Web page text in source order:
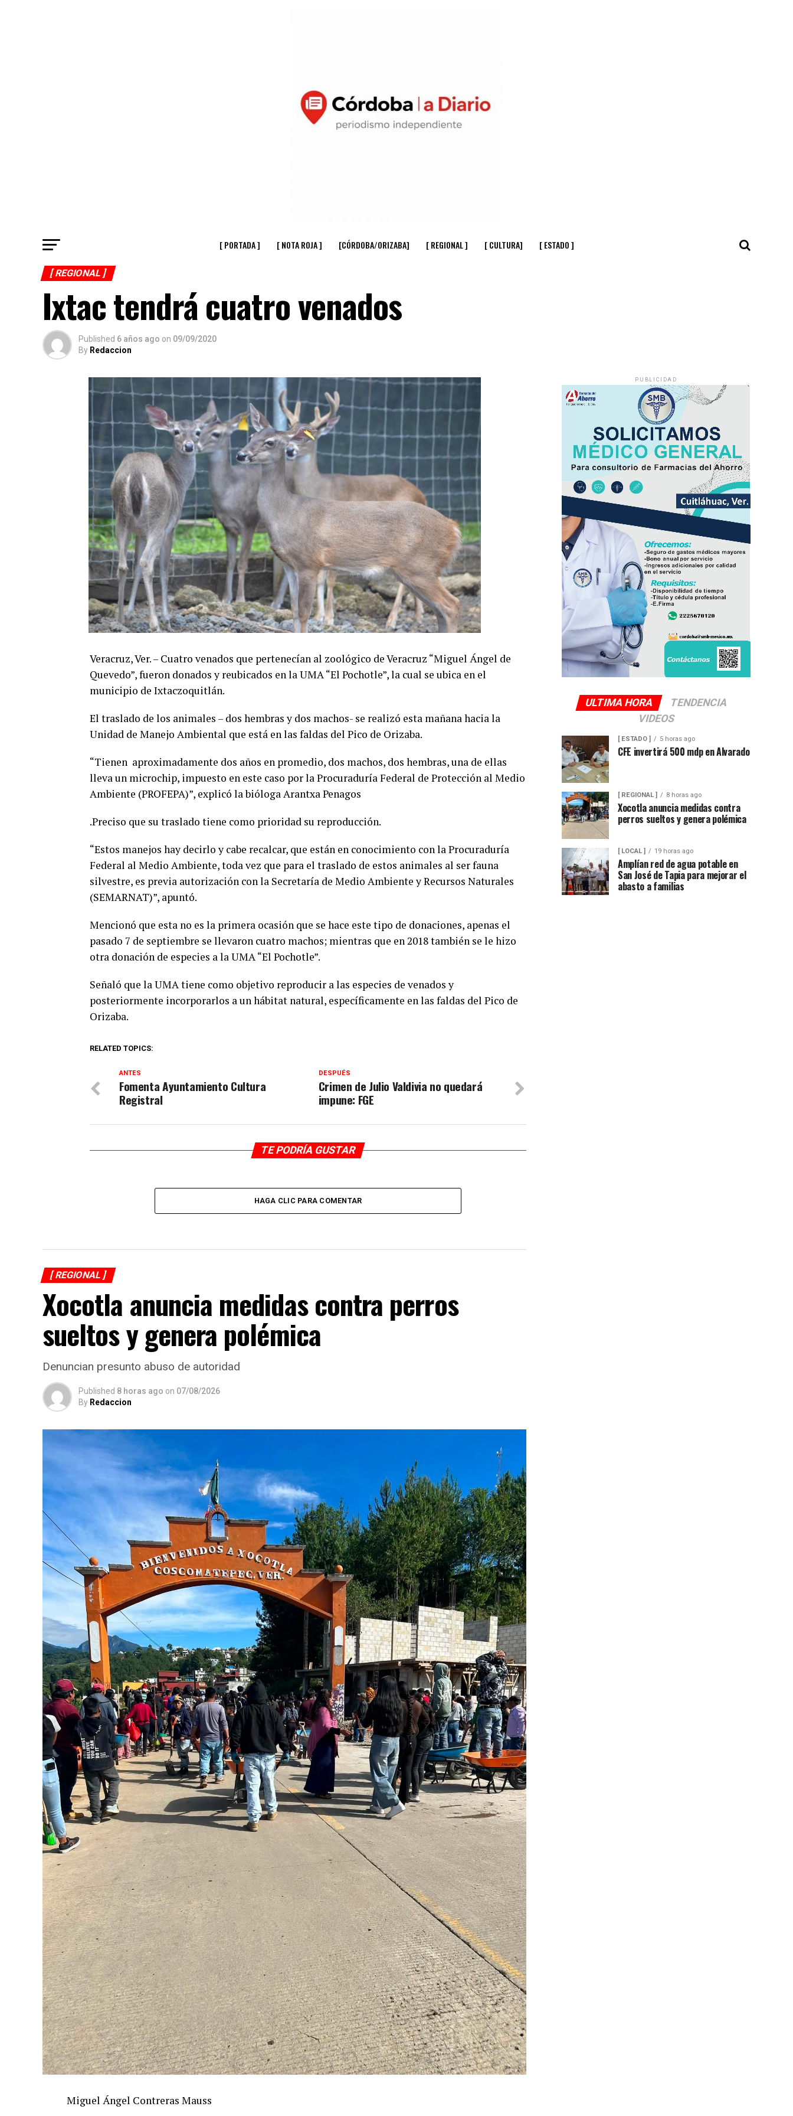
[ PORTADA ] [ NOTA ROJA ] [CÓRDOBA/ORIZABA] [ REGIONAL ] [ CULTURA] [ ESTADO ]
[ REGIONAL ]
Ixtac tendrá cuatro venados
Published 6 años ago on 09/09/2020
By Redaccion
Veracruz, Ver. – Cuatro venados que pertenecían al zoológico de Veracruz “Miguel Ángel de
Quevedo”, fueron donados y reubicados en la UMA “El Pochotle”, la cual se ubica en el
municipio de Ixtaczoquitlán.
El traslado de los animales – dos hembras y dos machos- se realizó esta mañana hacia la
Unidad de Manejo Ambiental que está en las faldas del Pico de Orizaba.
“Tienen aproximadamente dos años en promedio, dos machos, dos hembras, una de ellas
lleva un microchip, impuesto en este caso por la Procuraduría Federal de Protección al Medio
Ambiente (PROFEPA)”, explicó la bióloga Arantxa Penagos
.Preciso que su traslado tiene como prioridad su reproducción.
“Estos manejos hay decirlo y cabe recalcar, que están en conocimiento con la Procuraduría
Federal al Medio Ambiente, toda vez que para el traslado de estos animales al ser fauna
silvestre, es previa autorización con la Secretaría de Medio Ambiente y Recursos Naturales
(SEMARNAT)”, apuntó.
Mencionó que esta no es la primera ocasión que se hace este tipo de donaciones, apenas el
pasado 7 de septiembre se llevaron cuatro machos; mientras que en 2018 también se le hizo
otra donación de especies a la UMA “El Pochotle”.
Señaló que la UMA tiene como objetivo reproducir a las especies de venados y
posteriormente incorporarlos a un hábitat natural, específicamente en las faldas del Pico de
Orizaba.
RELATED TOPICS:
DESPUÉS
Crimen de Julio Valdivia no quedará
impune: FGE
ANTES
Fomenta Ayuntamiento Cultura
Registral
TE PODRÍA GUSTAR
HAGA CLIC PARA COMENTAR
[ REGIONAL ]
Xocotla anuncia medidas contra perros
sueltos y genera polémica
Denuncian presunto abuso de autoridad
Published 8 horas ago on 07/08/2026
By Redaccion
Miguel Ángel Contreras Mauss
PUBLICIDAD
ULTIMA HORA
TENDENCIA
VIDEOS
[ ESTADO ] 5 horas ago
CFE invertirá 500 mdp en Alvarado
[ REGIONAL ] 8 horas ago
Xocotla anuncia medidas contra
perros sueltos y genera polémica
[ LOCAL ] 19 horas ago
Amplían red de agua potable en
San José de Tapia para mejorar el
abasto a familias